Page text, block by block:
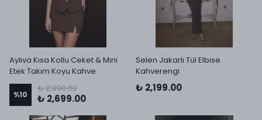
Ayliva Kısa Kollu Ceket & Mini
Etek Takım Koyu Kahve
%10
₺ 2,990.00
₺ 2,699.00
Selen Jakarlı Tül Elbise
Kahverengi
₺ 2,199.00